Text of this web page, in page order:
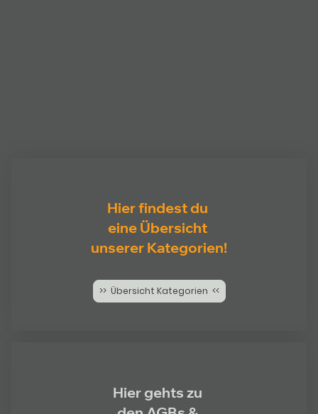
Hier findest du
eine Übersicht
unserer Kategorien!
>> Übersicht Kategorien <<
Hier gehts zu